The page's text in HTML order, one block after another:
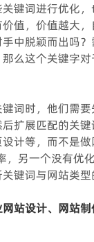
键词进行优化
值，价值越大
中脱颖而出吗
么这个关键字
词时，他们需
扩展匹配的关
计等，而不是
，另一个没有优
键词与网站类
站设计、网站